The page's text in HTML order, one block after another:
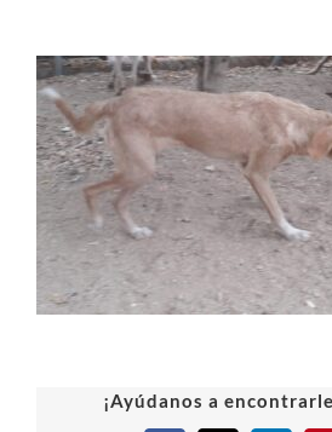
¡Ayúdanos a